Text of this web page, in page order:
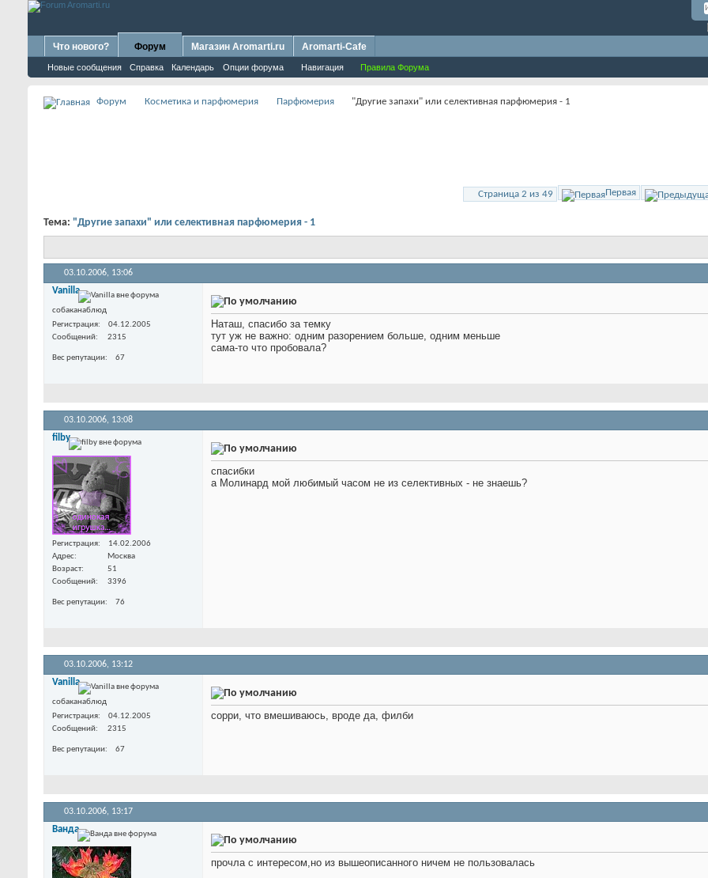
Что нового? Форум
Новые сообщения Справка Календарь Опции форума Навигация Правила Форума
Магазин Aromarti.ru Aromarti-Cafe
Форум Косметика и парфюмерия Парфюмерия "Другие запахи" или селективная парфюмерия - 1
Страница 2 из 49 Первая
Тема: "Другие запахи" или селективная парфюмерия - 1
03.10.2006, 13:06
Vanilla
собаканаблюд
Регистрация
04.12.2005
Сообщений
2315
Вес репутации 67
Наташ, спасибо за темку
тут уж не важно: одним разорением больше, одним меньше
сама-то что пробовала?
03.10.2006, 13:08
filby
Регистрация
14.02.2006
Адрес
Москва
Возраст
51
Сообщений
3396
Вес репутации 76
спасибки
а Молинард мой любимый часом не из селективных - не знаешь?
03.10.2006, 13:12
Vanilla
собаканаблюд
Регистрация
04.12.2005
Сообщений
2315
Вес репутации 67
сорри, что вмешиваюсь, вроде да, филби
03.10.2006, 13:17
Ванда
прочла с интересом,но из вышеописанного ничем не пользовалась